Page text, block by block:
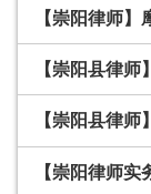
【崇阳律师
【崇阳县律
【崇阳县律
【崇阳律师